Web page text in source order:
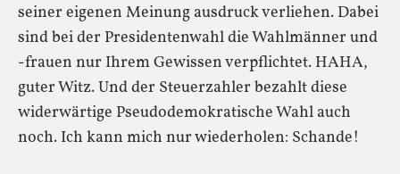
seiner eigenen Meinung ausdruck verliehen. Dabei
sind bei der Presidentenwahl die Wahlmänner und
-frauen nur Ihrem Gewissen verpflichtet. HAHA,
guter Witz. Und der Steuerzahler bezahlt diese
widerwärtige Pseudodemokratische Wahl auch
noch. Ich kann mich nur wiederholen: Schande!